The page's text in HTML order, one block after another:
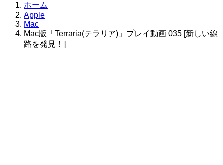
ホーム
Apple
Mac
Mac版「Terraria(テラリア)」プレイ動画 035 [新しい線
路を発見！]